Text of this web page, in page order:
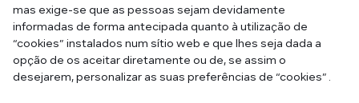
mas exige-se que as pessoas sejam devidamente
informadas de forma antecipada quanto à utilização de
“cookies” instalados num sítio web e que lhes seja dada a
opção de os aceitar diretamente ou de, se assim o
desejarem, personalizar as suas preferências de “cookies” .